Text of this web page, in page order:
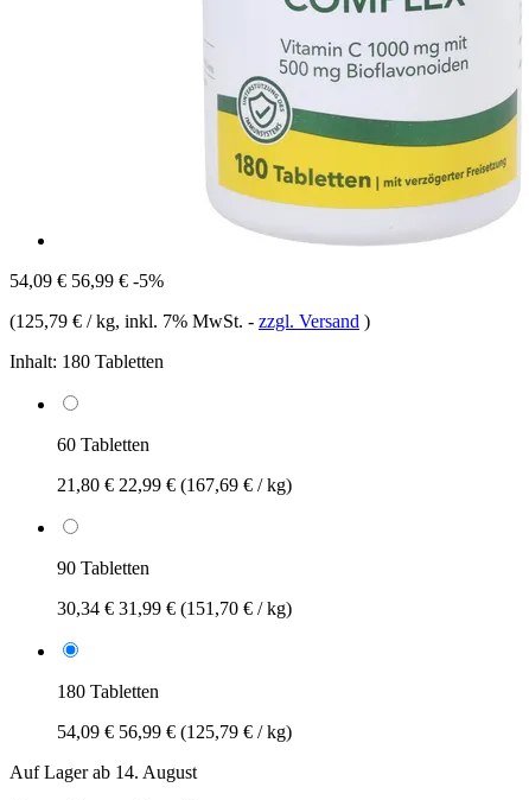
54,09 € 56,99 € -5%
(125,79 € / kg, inkl. 7% MwSt. - zzgl. Versand )
Inhalt: 180 Tabletten
60 Tabletten
21,80 € 22,99 € (167,69 € / kg)
90 Tabletten
30,34 € 31,99 € (151,70 € / kg)
180 Tabletten
54,09 € 56,99 € (125,79 € / kg)
Auf Lager ab 14. August